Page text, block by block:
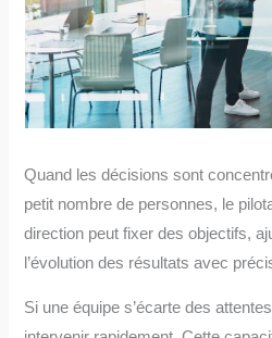
Quand les décisions sont
petit nombre de personnes, le
direction peut fixer des objectifs,
l’évolution des résultats avec
Si une équipe s’écarte des